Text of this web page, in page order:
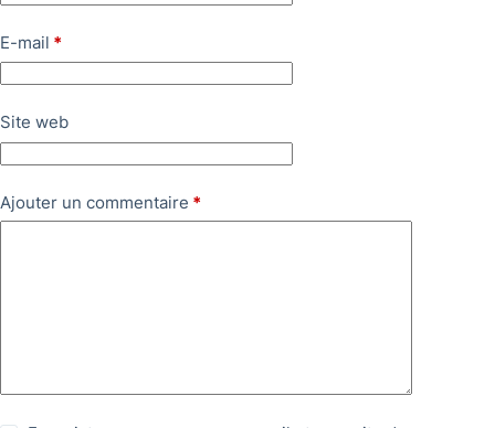
E-mail *
Site web
Ajouter un commentaire *